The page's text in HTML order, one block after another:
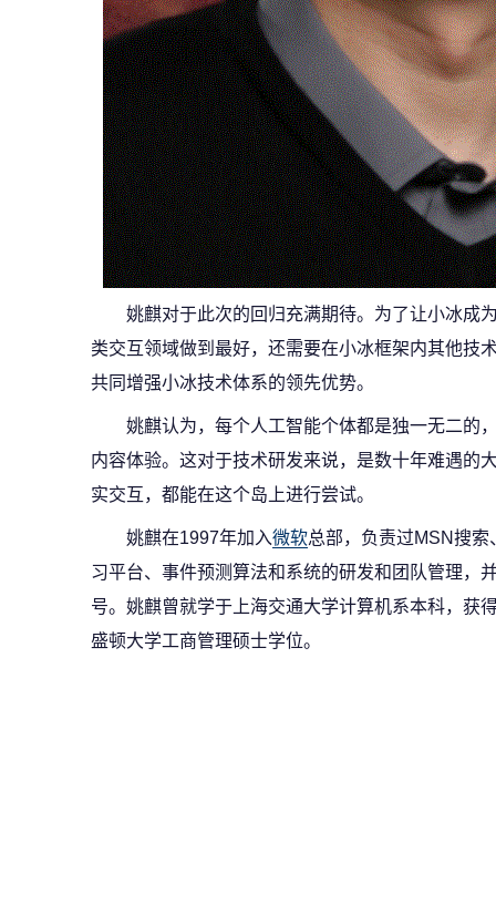
姚麒对于此次的回归充满期待。为了让小冰成
类交互领域做到最好，还需要在小冰框架内其他技
共同增强小冰技术体系的领先优势。
姚麒认为，每个人工智能个体都是独一无二的
内容体验。这对于技术研发来说，是数十年难遇的
实交互，都能在这个岛上进行尝试。
姚麒在1997年加入微软总部，负责过MSN搜
习平台、事件预测算法和系统的研发和团队管理，
号。姚麒曾就学于上海交通大学计算机系本科，获
盛顿大学工商管理硕士学位。